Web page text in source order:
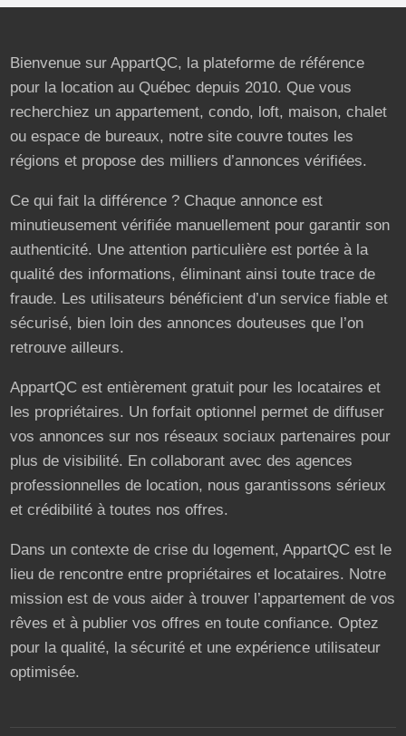
Bienvenue sur AppartQC, la plateforme de référence
pour la location au Québec depuis 2010. Que vous
recherchiez un appartement, condo, loft, maison, chalet
ou espace de bureaux, notre site couvre toutes les
régions et propose des milliers d’annonces vérifiées.
Ce qui fait la différence ? Chaque annonce est
minutieusement vérifiée manuellement pour garantir son
authenticité. Une attention particulière est portée à la
qualité des informations, éliminant ainsi toute trace de
fraude. Les utilisateurs bénéficient d’un service fiable et
sécurisé, bien loin des annonces douteuses que l’on
retrouve ailleurs.
AppartQC est entièrement gratuit pour les locataires et
les propriétaires. Un forfait optionnel permet de diffuser
vos annonces sur nos réseaux sociaux partenaires pour
plus de visibilité. En collaborant avec des agences
professionnelles de location, nous garantissons sérieux
et crédibilité à toutes nos offres.
Dans un contexte de crise du logement, AppartQC est le
lieu de rencontre entre propriétaires et locataires. Notre
mission est de vous aider à trouver l’appartement de vos
rêves et à publier vos offres en toute confiance. Optez
pour la qualité, la sécurité et une expérience utilisateur
optimisée.